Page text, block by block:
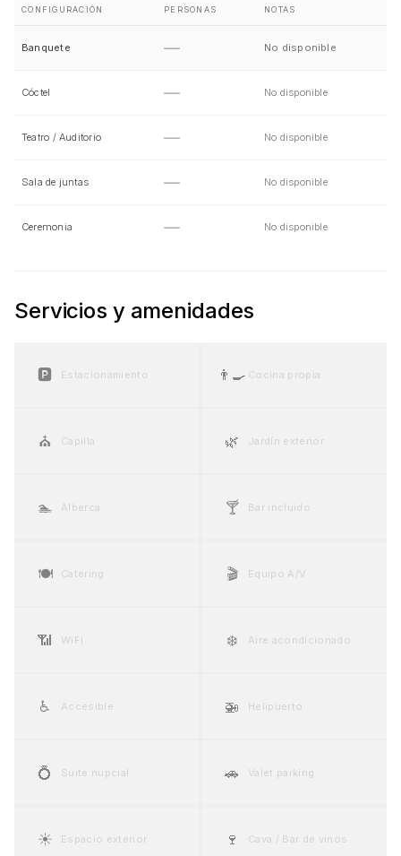
CONFIGURACIÓN PERSONAS NOTAS
Banquete — No disponible
Cóctel — No disponible
Teatro / Auditorio — No disponible
Sala de juntas — No disponible
Ceremonia — No disponible
Servicios y amenidades
🅿️ Estacionamiento 👨‍🍳 Cocina propia
⛪ Capilla 🌿 Jardín exterior
🏊 Alberca 🍸 Bar incluido
🍽️ Catering 🎬 Equipo A/V
📶 WiFi ❄️ Aire acondicionado
♿ Accesible 🚁 Helipuerto
💍 Suite nupcial 🚗 Valet parking
☀️ Espacio exterior 🍷 Cava / Bar de vinos